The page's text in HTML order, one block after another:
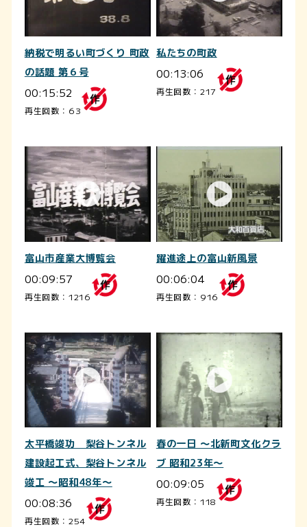
納税で明るい町づくり 町政
の話題 第６号
00:15:52
再生回数：63
私たちの町政
00:13:06
再生回数：217
富山市産業大博覧会
00:09:57
再生回数：1216
躍進途上の富山新風景
00:06:04
再生回数：916
太平橋竣功 梨谷トンネル
建設起工式、梨谷トンネル
竣工 ～昭和48年～
00:08:36
再生回数：254
春の一日 ～北新町文化クラ
ブ 昭和23年～
00:09:05
再生回数：118